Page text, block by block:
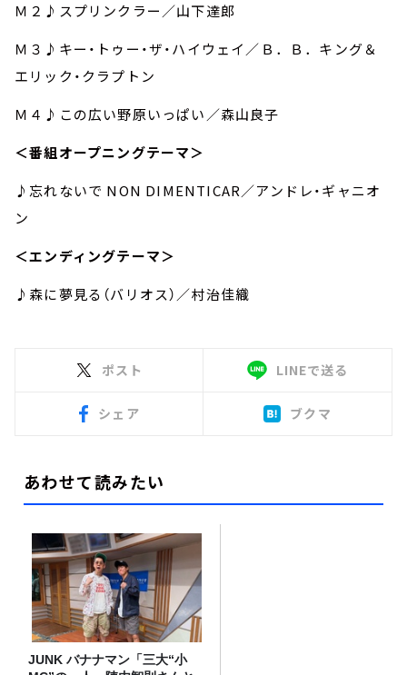
Ｍ２♪スプリンクラー／山下達郎
Ｍ３♪キー・トゥー・ザ・ハイウェイ／Ｂ．Ｂ．キング＆
エリック・クラプトン
Ｍ４♪この広い野原いっぱい／森山良子
＜番組オープニングテーマ＞
♪忘れないで NON DIMENTICAR／アンドレ・ギャニオ
ン
＜エンディングテーマ＞
♪森に夢見る（バリオス）／村治佳織
ポスト LINEで送る
シェア ブクマ
あわせて読みたい
JUNK バナナマン「三大“小